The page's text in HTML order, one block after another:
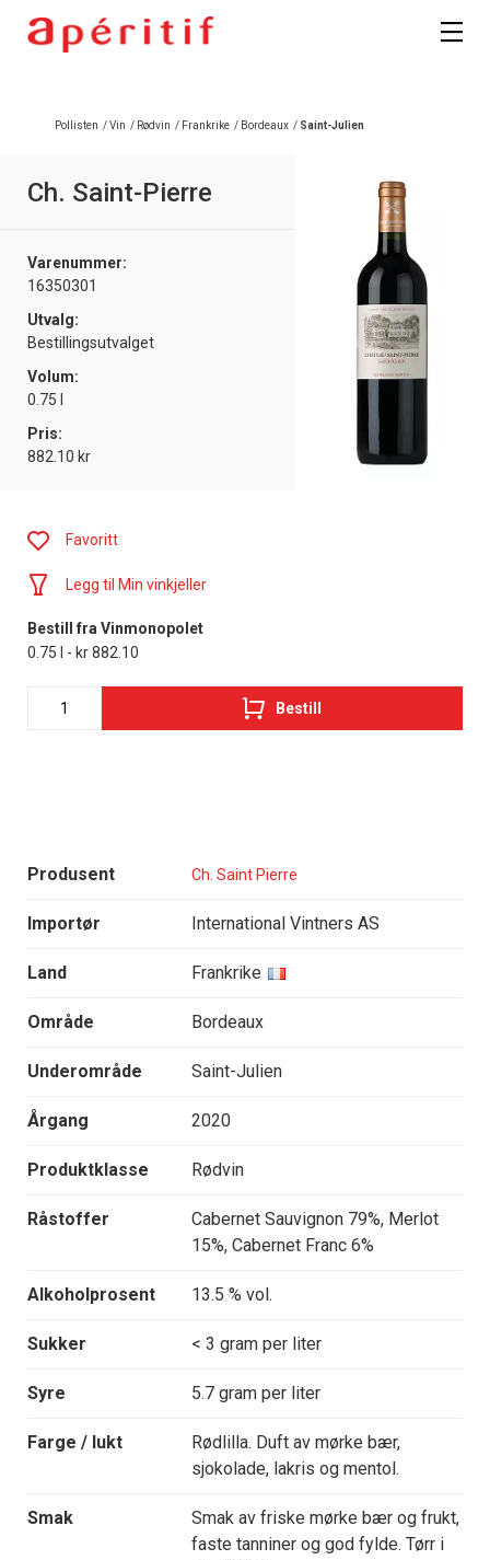
Pollisten /Vin / Rødvin / Frankrike / Bordeaux / Saint-Julien
Ch. Saint-Pierre
Varenummer:
16350301
Utvalg:
Bestillingsutvalget
Volum:
0.75 l
Pris:
882.10 kr
Produsent Ch. Saint Pierre
Importør International Vintners AS
Land Frankrike
Område Bordeaux
Underområde Saint-Julien
Årgang 2020
Produktklasse Rødvin
Råstoffer
Cabernet Sauvignon 79%, Merlot
15%, Cabernet Franc 6%
Alkoholprosent 13.5 % vol.
Sukker < 3 gram per liter
Syre 5.7 gram per liter
Farge / lukt
Rødlilla. Duft av mørke bær,
sjokolade, lakris og mentol.
Smak
Smak av friske mørke bær og frukt,
faste tanniner og god fylde. Tørr i
Favoritt
Legg til Min vinkjeller
Bestill fra Vinmonopolet
0.75 l - kr 882.10
Bestill